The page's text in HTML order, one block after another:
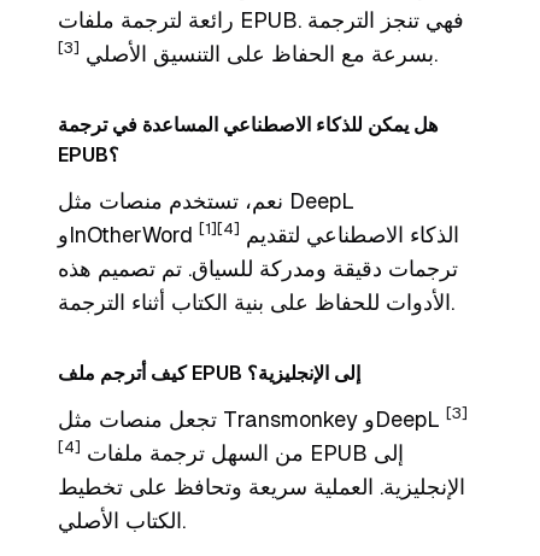
رائعة لترجمة ملفات EPUB. فهي تنجز الترجمة
بسرعة مع الحفاظ على التنسيق الأصلي [3] .
هل يمكن للذكاء الاصطناعي المساعدة في ترجمة
EPUB؟
نعم، تستخدم منصات مثل DeepL
وInOtherWord [1] [4]
ترجمات دقيقة ومدركة للسياق. تم تصميم هذه
الأدوات للحفاظ على بنية الكتاب أثناء الترجمة.
كيف أترجم ملف EPUB إلى الإنجليزية؟
تجعل منصات مثل Transmonkey وDeepL [3]
[4]
الإنجليزية. العملية سريعة وتحافظ على تخطيط
الكتاب الأصلي.